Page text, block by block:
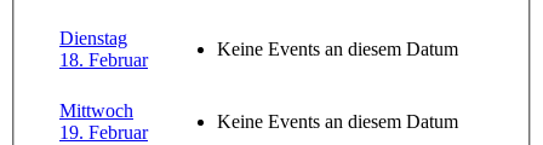
Dienstag
18. Februar
Keine Events an diesem Datum
Mittwoch
19. Februar
Keine Events an diesem Datum